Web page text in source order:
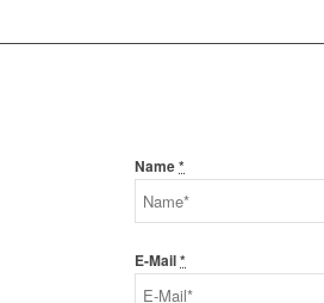
Name*
E-Mail*